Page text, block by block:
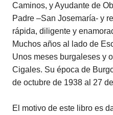
Caminos, y Ayudante de
Padre –San Josemaría- y
rápida, diligente y
Muchos años al lado de
Unos meses burgaleses y
Cigales. Su época de
de octubre de 1938 al 27
El motivo de este libro es